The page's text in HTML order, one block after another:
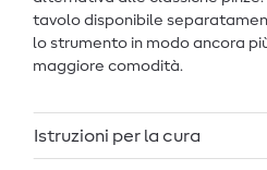
tavolo disponibile
lo strumento in modo ancora
maggiore comodità.
Istruzioni per la cura